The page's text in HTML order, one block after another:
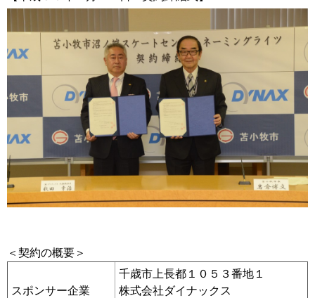
＜契約の概要＞
スポンサー企業
千歳市上長都１０５３番地１
株式会社ダイナックス